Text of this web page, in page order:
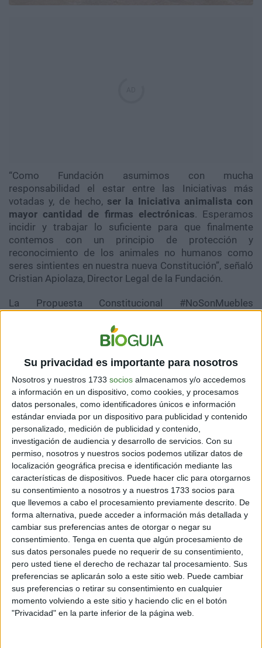
Su privacidad es importante para nosotros
Nosotros y nuestros 1733 socios almacenamos y/o accedemos
a información en un dispositivo, como cookies, y procesamos
datos personales, como identificadores únicos e información
estándar enviada por un dispositivo para publicidad y contenido
personalizado, medición de publicidad y contenido,
investigación de audiencia y desarrollo de servicios. Con su
permiso, nosotros y nuestros socios podemos utilizar datos de
localización geográfica precisa e identificación mediante las
características de dispositivos. Puede hacer clic para otorgarnos
su consentimiento a nosotros y a nuestros 1733 socios para
que llevemos a cabo el procesamiento previamente descrito. De
forma alternativa, puede acceder a información más detallada y
cambiar sus preferencias antes de otorgar o negar su
consentimiento. Tenga en cuenta que algún procesamiento de
sus datos personales puede no requerir de su consentimiento,
pero usted tiene el derecho de rechazar tal procesamiento. Sus
preferencias se aplicarán solo a este sitio web. Puede cambiar
sus preferencias o retirar su consentimiento en cualquier
momento volviendo a este sitio y haciendo clic en el botón
"Privacidad" en la parte inferior de la página web.
“Como Fundación asumimos con mucha
responsabilidad el estar entre las Iniciativas más
votadas y, de hecho, ser la Iniciativa animalista con
mayor cantidad de firmas electrónicas. Esperamos
incidir y trabajar lo suficiente para que finalmente
contemos con un principio de protección y
reconocimiento de los animales no humanos como
seres sintientes en nuestra nueva Constitución”, señaló
Cristian Apiolaza, Director Legal de la Fundación.
La Propuesta Constitucional #NoSonMuebles
que la protección de los animales sea
un deber del Estado, que se incorpore a todos los
familias multiespecie, que se tengan en cuenta para
el desarrollo de las políticas públicas los conceptos
de especie y territorio,y lo más importante,que se
reconozca a los Animales No Humanos como
individuos conscientes y seres sintientes.
View this post on Instagram